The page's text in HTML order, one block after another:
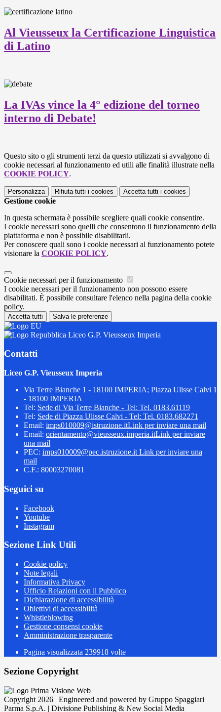
Al Vieusseux la Certificazione Linguistica
di Latino
La IVAs vince la 4° edizione del torneo
interno di Debate!
Questo sito o gli strumenti terzi da questo utilizzati si avvalgono di
cookie necessari al funzionamento ed utili alle finalità illustrate nella
COOKIE POLICY.
Personalizza Rifiuta tutti i cookies Accetta tutti i cookies
Gestione cookie
In questa schermata è possibile scegliere quali cookie consentire.
I cookie necessari sono quelli che consentono il funzionamento della
piattaforma e non è possibile disabilitarli.
Per conoscere quali sono i cookie necessari al funzionamento potete
visionare la COOKIE POLICY.
Cookie necessari per il funzionamento
I cookie necessari per il funzionamento non possono essere
disabilitati. È possibile consultare l'elenco nella pagina della cookie
policy.
Accetta tutti Salva le preferenze
Liceo G.P. Vieusseux Imperia
Contatti
Liceo G.P. Vieusseux Imperia
Via Terre Bianche 1 - 18100 IMPERIA; Piazza Ulisse Calvi 1
- 18100 IMPERIA
Tel: Sede di Via Terre Bianche - Tel: Tel. 0183.61119
Tel: Sede di Piazza Ulisse Calvi - Tel: Tel. 0183.682271
Email: imps010009@istruzione.itLink per inviare una mail
Email: orientamento@vieusseux.imperia.itLink per inviare
una mail
PEC: imps010009@pec.istruzione.it Link per inviare una
mail
C.F.: 80003270081
Seguici su
Facebook
Youtube
Instagram
Sezione Link Utili
Cookie policy
Note legali
Informativa Privacy
Ufficio Relazioni con il Pubblico
Dichiarazione di accessibilità
Obiettivi di accessibilità
Whistleblowing
Gestione consensi cookie
Amministrazione trasparente
Pagina visualizzata 239918 volte
Sezione Copyright
Copyright 2026 | Engineered and powered by Gruppo Spaggiari
Parma S.p.A. | Divisione Publishing & New Social Media